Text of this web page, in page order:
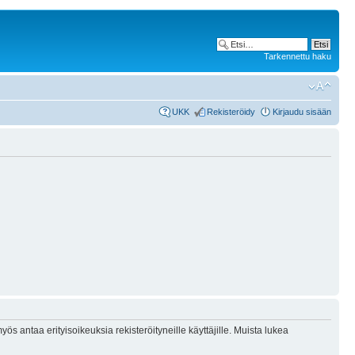
Tarkennettu haku
UKK Rekisteröidy Kirjaudu sisään
antaa erityisoikeuksia rekisteröityneille käyttäjille. Muista lukea